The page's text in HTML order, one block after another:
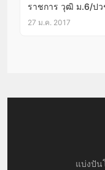
ราชการ วุฒิ ม.6/ปว
27 ม.ค. 2017
แบ่งปัน